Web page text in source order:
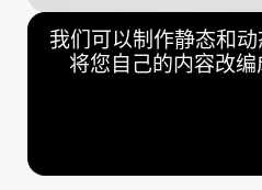
我们可以制作静态和
将您自己的内容改编